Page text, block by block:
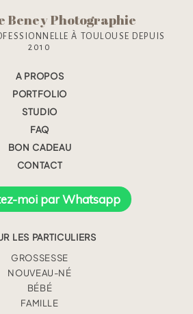
Beney Photographie
À TOULOUSE DEPUIS
2010
A PROPOS
PORTFOLIO
STUDIO
FAQ
BON CADEAU
CONTACT
moi par Whatsapp
LES PARTICULIERS
GROSSESSE
NOUVEAU-NÉ
BÉBÉ
FAMILLE